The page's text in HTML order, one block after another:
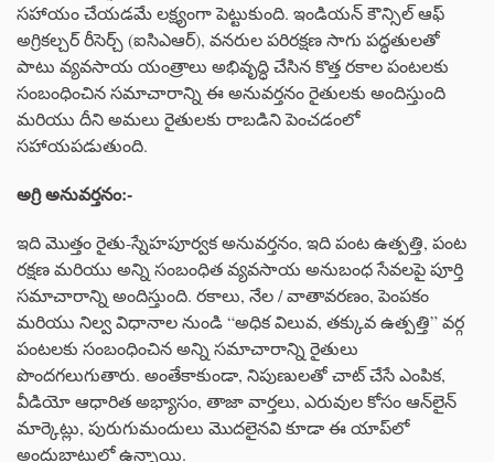
సహాయం చేయడమే లక్ష్యంగా పెట్టుకుంది. ఇండియన్ కౌన్సిల్ ఆఫ్
అగ్రికల్చర్ రీసెర్చ్ (ఐసిఎఆర్), వనరుల పరిరక్షణ సాగు పద్ధతులతో
పాటు వ్యవసాయ యంత్రాలు అభివృద్ధి చేసిన కొత్త రకాల పంటలకు
సంబంధించిన సమాచారాన్ని ఈ అనువర్తనం రైతులకు అందిస్తుంది
మరియు దీని అమలు రైతులకు రాబడిని పెంచడంలో
సహాయపడుతుంది.
అగ్రిఅనువర్తనం:-
ఇది మొత్తం రైతు-స్నేహపూర్వక అనువర్తనం, ఇది పంట ఉత్పత్తి, పంట
రక్షణ మరియు అన్ని సంబంధిత వ్యవసాయ అనుబంధ సేవలపై పూర్తి
సమాచారాన్ని అందిస్తుంది. రకాలు, నేల / వాతావరణం, పెంపకం
మరియు నిల్వ విధానాల నుండి “అధిక విలువ, తక్కువ ఉత్పత్తి” వర్గ
పంటలకు సంబంధించిన అన్ని సమాచారాన్ని రైతులు
పొందగలుగుతారు. అంతేకాకుండా, నిపుణులతో చాట్ చేసే ఎంపిక,
వీడియో ఆధారిత అభ్యాసం, తాజా వార్తలు, ఎరువుల కోసం ఆన్‌లైన్
మార్కెట్లు, పురుగుమందులు మొదలైనవి కూడా ఈ యాప్‌లో
అందుబాటులో ఉన్నాయి.